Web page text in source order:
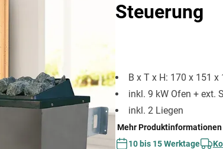
Steuerung
B x T x H: 170 x 151 x
inkl. 9 kW Ofen + ext.
inkl. 2 Liegen
Mehr Produktinformationen
10 bis 15 Werktage